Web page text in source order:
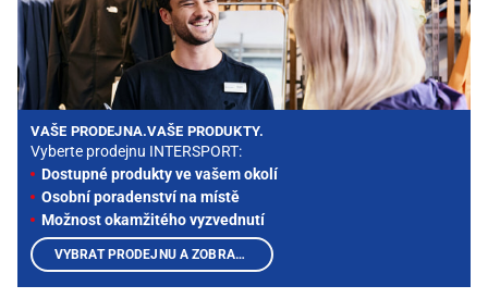
VAŠE PRODEJNA.VAŠE PRODUKTY.
Vyberte prodejnu INTERSPORT:
Dostupné produkty ve vašem okolí
Osobní poradenství na místě
Možnost okamžitého vyzvednutí
VYBRAT PRODEJNU A ZOBRAZIT PRODUKTY